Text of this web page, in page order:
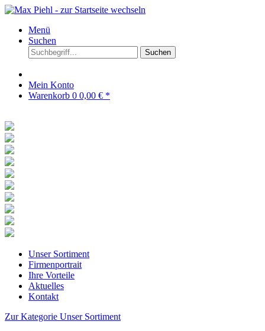
Menü
Suchen
Suchen
Mein Konto
Warenkorb 0 0,00 € *
Unser Sortiment
Firmenportrait
Ihre Vorteile
Aktuelles
Kontakt
Zur Kategorie Unser Sortiment